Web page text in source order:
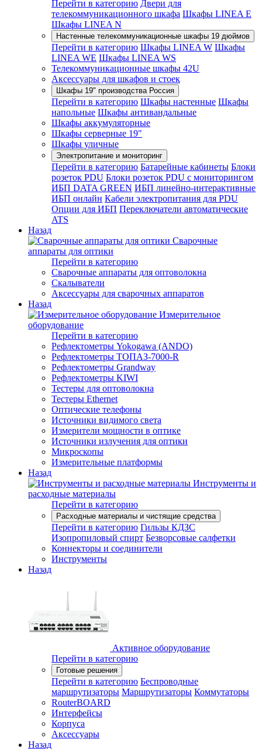
Перейти в категорию Двери для
телекоммуникационного шкафа Шкафы LINEA E
Шкафы LINEA N
Настенные телекоммуникационные шкафы 19 дюймов
Перейти в категорию Шкафы LINEA W Шкафы
LINEA WE Шкафы LINEA WS
Телекоммуникационные шкафы 42U
Аксессуары для шкафов и стоек
Шкафы 19" производства Россия
Перейти в категорию Шкафы настенные Шкафы
напольные Шкафы антивандальные
Шкафы аккумуляторные
Шкафы серверные 19"
Шкафы уличные
Электропитание и мониторинг
Перейти в категорию Батарейные кабинеты Блоки
розеток PDU Блоки розеток PDU с мониторингом
ИБП DATA GREEN ИБП линейно-интерактивные
ИБП онлайн Кабели электропитания для PDU
Опции для ИБП Переключатели автоматические
ATS
Назад
Сварочные
аппараты для оптики
Перейти в категорию
Сварочные аппараты для оптоволокна
Скалыватели
Аксессуары для сварочных аппаратов
Назад
Измерительное
оборудование
Перейти в категорию
Рефлектометры Yokogawa (ANDO)
Рефлектометры ТОПАЗ-7000-R
Рефлектометры Grandway
Рефлектометры KIWI
Тестеры для оптоволокна
Тестеры Ethernet
Оптические телефоны
Источники видимого света
Измерители мощности в оптике
Источники излучения для оптики
Микроскопы
Измерительные платформы
Назад
Инструменты и
расходные материалы
Перейти в категорию
Расходные материалы и чистящие средства
Перейти в категорию Гильзы КДЗС
Изопропиловый спирт Безворсовые салфетки
Коннекторы и соединители
Инструменты
Назад
Активное оборудование
Перейти в категорию
Готовые решения
Перейти в категорию Беспроводные
маршрутизаторы Маршрутизаторы Коммутаторы
RouterBOARD
Интерфейсы
Корпуса
Аксессуары
Назад